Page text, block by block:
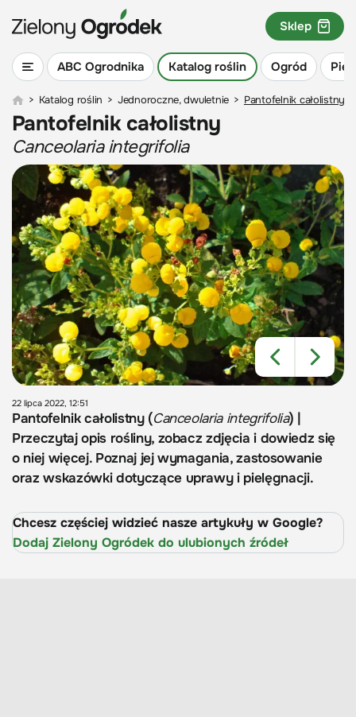
ABC Ogrodnika Katalog roślin Ogród
Sklep
> Katalog roślin > Jednoroczne, dwuletnie > Pantofelnik całolistny
Pantofelnik całolistny
Canceolaria integrifolia
22 lipca 2022, 12:51
Pantofelnik całolistny (Canceolaria integrifolia) |
Przeczytaj opis rośliny, zobacz zdjęcia i dowiedz się
o niej więcej. Poznaj jej wymagania, zastosowanie
oraz wskazówki dotyczące uprawy i pielęgnacji.
Chcesz częściej widzieć nasze artykuły w Google?
Dodaj Zielony Ogródek do ulubionych źródeł